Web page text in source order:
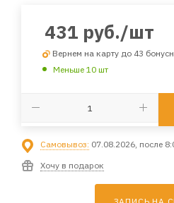
431 руб./шт
Вернем на карту до 43
Меньше 10 шт
Самовывоз: 07.08.2026, после
Хочу в подарок